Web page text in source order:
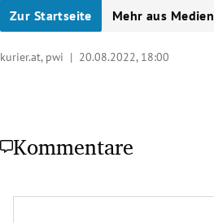
Zur Startseite Mehr aus Medien
kurier.at, pwi | 20.08.2022, 18:00
Kommentare